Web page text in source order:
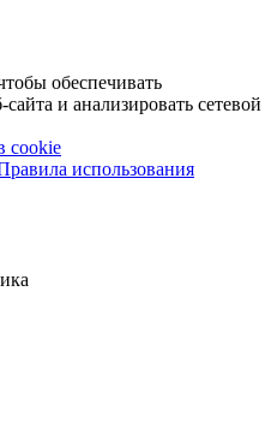
обеспечивать
и анализировать сетевой
cookie
использования